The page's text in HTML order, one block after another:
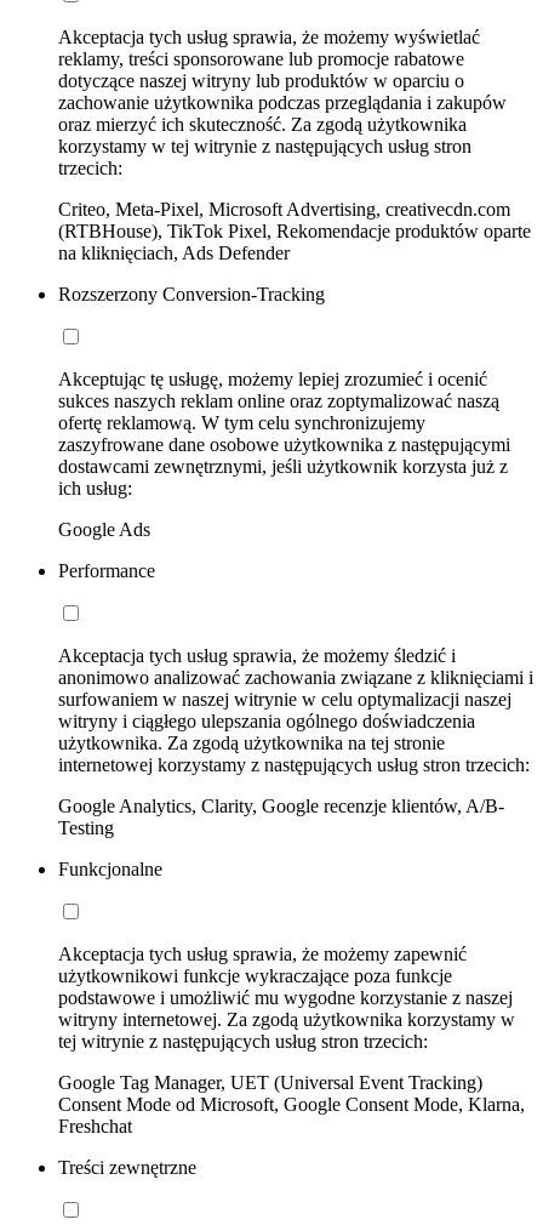
Akceptacja tych usług sprawia, że możemy wyświetlać
reklamy, treści sponsorowane lub promocje rabatowe
dotyczące naszej witryny lub produktów w oparciu o
zachowanie użytkownika podczas przeglądania i zakupów
oraz mierzyć ich skuteczność. Za zgodą użytkownika
korzystamy w tej witrynie z następujących usług stron
trzecich:
Criteo, Meta-Pixel, Microsoft Advertising, creativecdn.com
(RTBHouse), TikTok Pixel, Rekomendacje produktów oparte
na kliknięciach, Ads Defender
Rozszerzony Conversion-Tracking
Akceptując tę usługę, możemy lepiej zrozumieć i ocenić
sukces naszych reklam online oraz zoptymalizować naszą
ofertę reklamową. W tym celu synchronizujemy
zaszyfrowane dane osobowe użytkownika z następującymi
dostawcami zewnętrznymi, jeśli użytkownik korzysta już z
ich usług:
Google Ads
Performance
Akceptacja tych usług sprawia, że możemy śledzić i
anonimowo analizować zachowania związane z kliknięciami i
surfowaniem w naszej witrynie w celu optymalizacji naszej
witryny i ciągłego ulepszania ogólnego doświadczenia
użytkownika. Za zgodą użytkownika na tej stronie
internetowej korzystamy z następujących usług stron trzecich:
Google Analytics, Clarity, Google recenzje klientów, A/B-
Testing
Funkcjonalne
Akceptacja tych usług sprawia, że możemy zapewnić
użytkownikowi funkcje wykraczające poza funkcje
podstawowe i umożliwić mu wygodne korzystanie z naszej
witryny internetowej. Za zgodą użytkownika korzystamy w
tej witrynie z następujących usług stron trzecich:
Google Tag Manager, UET (Universal Event Tracking)
Consent Mode od Microsoft, Google Consent Mode, Klarna,
Freshchat
Treści zewnętrzne